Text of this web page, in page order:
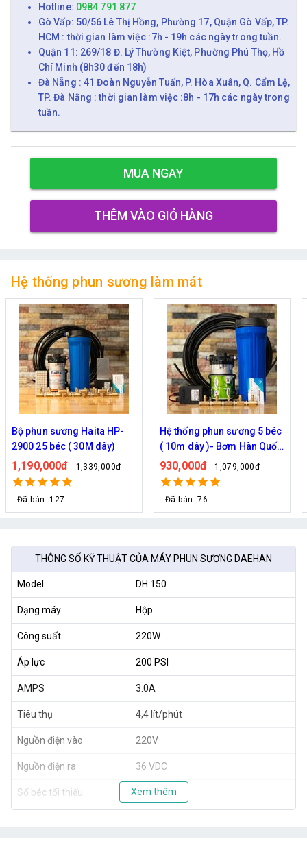
Hotline: 0984 791 877
Gò Vấp: 50/56 Lê Thị Hồng, Phường 17, Quận Gò Vấp, TP.
HCM : thời gian làm việc :7h - 19h các ngày trong tuần.
Quận 11: 269/18 Đ. Lý Thường Kiệt, Phường Phú Thọ, Hồ
Chí Minh (8h30 đến 18h)
Đà Nẵng : 41 Đoàn Nguyễn Tuấn, P. Hòa Xuân, Q. Cẩm Lệ,
TP. Đà Nẵng : thời gian làm việc :8h - 17h các ngày trong
tuần.
MUA NGAY
THÊM VÀO GIỎ HÀNG
Hệ thống phun sương làm mát
Hệ thống phun sương 5 béc
( 10m dây )- Bơm Hàn Quốc
6017 trọn bộ
930,000đ 1,079,000đ
Đã bán: 76
Bộ phun sương Hawin HP-
2500 5 béc (10M dây)
890,000đ 1,019,000đ
Đã bán: 135
THÔNG SỐ KỸ THUẬT CỦA MÁY PHUN SƯƠNG DAEHAN
Model DH 150
Dạng máy Hộp
Công suất 220W
Áp lực 200 PSI
AMPS 3.0A
Tiêu thụ 4,4 lít/phút
Nguồn điện vào 220V
Nguồn điện ra 36 VDC
Số béc tối thiểu 70 béc
Xem thêm